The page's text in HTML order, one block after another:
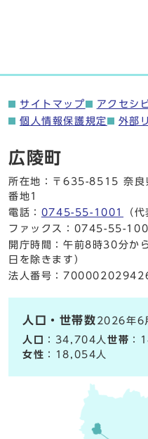
サイトマップ アクセシ
個人情報保護規定
外部
広陵町
所在地：〒635-8515 奈良
番地1
電話： 0745-55-1001
（代
ファックス：0745-55-
開庁時間：午前8時30分か
日を除きます）
法人番号：
人口・世帯数 2026年6
人口
：34,704人世帯 ：
女性 ：18,054人